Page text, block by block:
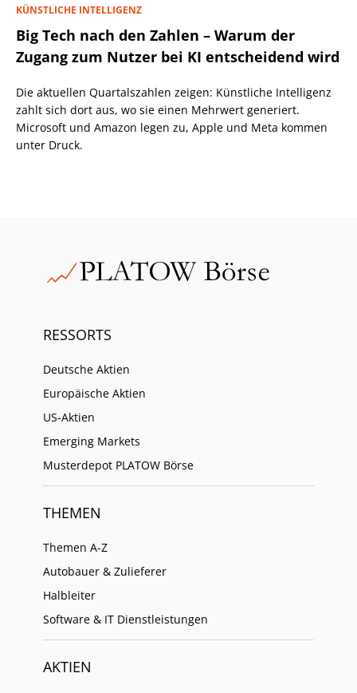
KÜNSTLICHE INTELLIGENZ
Big Tech nach den Zahlen – Warum der
Zugang zum Nutzer bei KI entscheidend wird
Die aktuellen Quartalszahlen zeigen: Künstliche Intelligenz
zahlt sich dort aus, wo sie einen Mehrwert generiert.
Microsoft und Amazon legen zu, Apple und Meta kommen
unter Druck.
RESSORTS
Deutsche Aktien
Europäische Aktien
US-Aktien
Emerging Markets
Musterdepot PLATOW Börse
THEMEN
Themen A-Z
Autobauer & Zulieferer
Halbleiter
Software & IT Dienstleistungen
AKTIEN